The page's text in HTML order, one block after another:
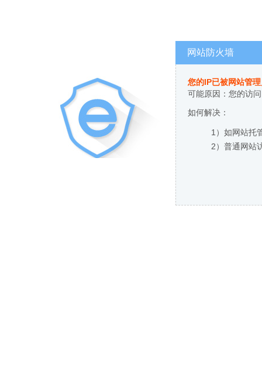
网站防火墙
您的IP已被网站管
可能原因：您的访
如何解决：
1）如网站托
2）普通网站